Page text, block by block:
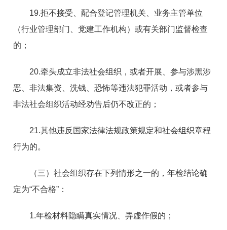
19.拒不接受、配合登记管理机关、业务主管单位
（行业管理部门、党建工作机构）或有关部门监督检查
的；
20.牵头成立非法社会组织，或者开展、参与涉黑涉
恶、非法集资、洗钱、恐怖等违法犯罪活动，或者参与
非法社会组织活动经劝告后仍不改正的；
21.其他违反国家法律法规政策规定和社会组织章程
行为的。
（三）社会组织存在下列情形之一的，年检结论确
定为“不合格”：
1.年检材料隐瞒真实情况、弄虚作假的；